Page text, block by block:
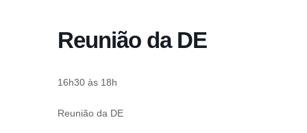
Reunião da DE
16h30 às 18h
Reunião da DE